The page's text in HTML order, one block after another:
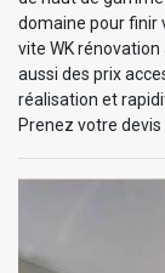
domaine pour finir
vite WK
aussi des prix
réalisation et
Prenez votre devis